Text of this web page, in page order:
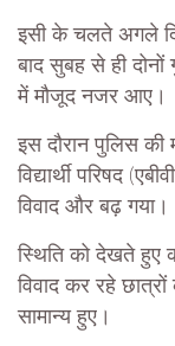
इसी के चलते अगले
बाद सुबह से ही
में मौजूद नजर आए।
इस दौरान पुलिस
विद्यार्थी परिषद
विवाद और बढ़ गया।
स्थिति को देखते हुए
विवाद कर रहे
सामान्य हुए।